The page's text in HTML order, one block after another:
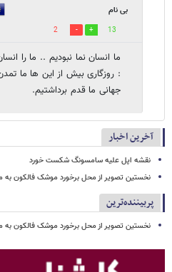
بی نام
13
2
ما انسان نما نبودیم .. ما را
: روزگاری بیش از این ها ما
جهانی ما قدم برداشتیم.
آخرین اخبار
نقشه اپل علیه سامسونگ شکست خورد
نخستین تصویر از محل برخورد موشک فالکون به
پربیننده‌ترین
نخستین تصویر از محل برخورد موشک فالکون به